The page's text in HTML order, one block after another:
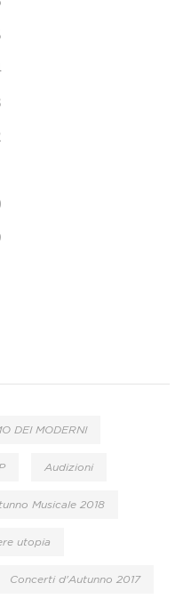
DEI MODERNI
Audizioni
Musicale 2018
utopia
Concerti d'Autunno 2017